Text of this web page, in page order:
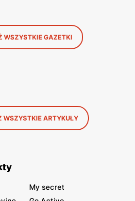
WSZYSTKIE GAZETKI
WSZYSTKIE ARTYKUŁY
My secret